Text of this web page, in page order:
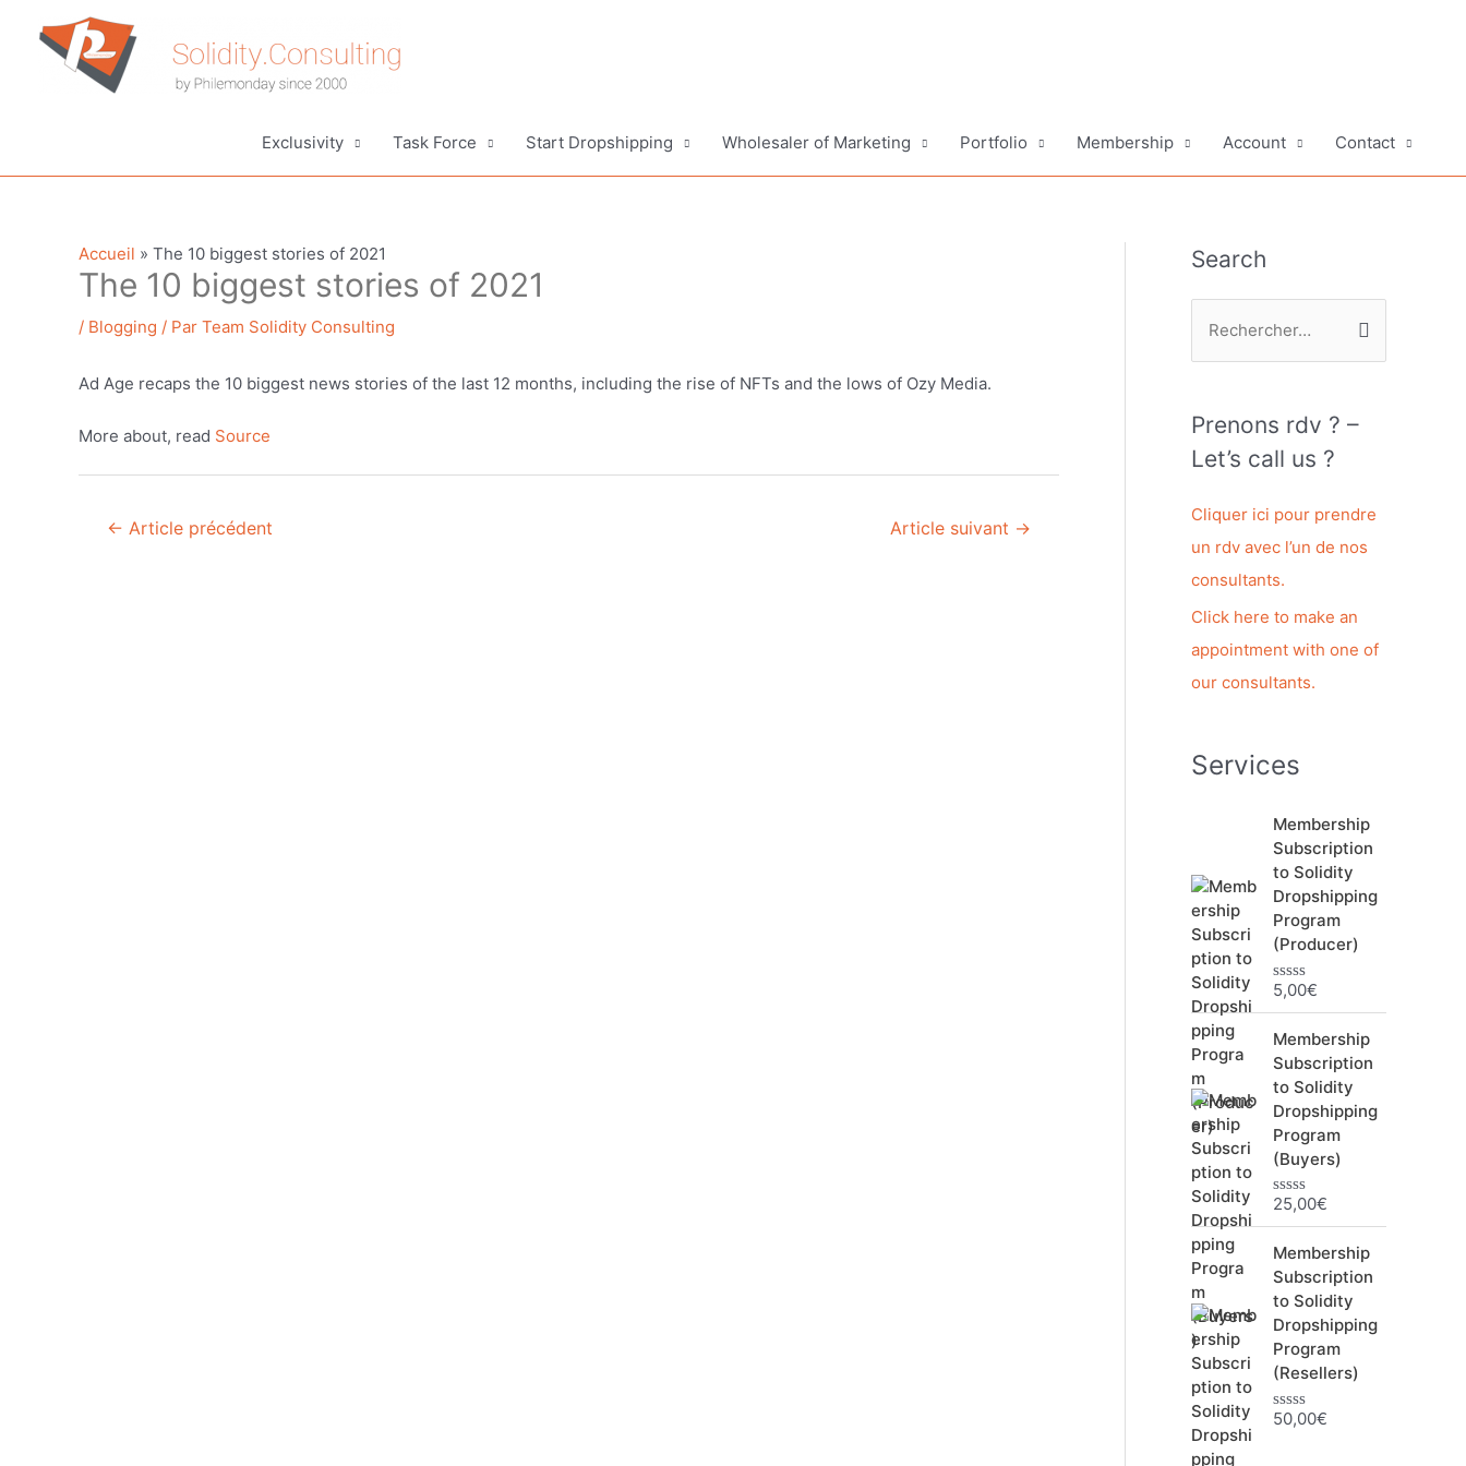
contenu
Exclusivity Task Force Start Dropshipping Wholesaler of Marketing Portfolio Membership Account Contact
Accueil » The 10 biggest stories of 2021
The 10 biggest stories of 2021
/ Blogging / Par Team Solidity Consulting
Ad Age recaps the 10 biggest news stories of the last 12 months, including the rise of NFTs and the lows of Ozy Media.
More about, read Source
Navigation
← Article précédent Article suivant →
Search
h
e
c
h
e
r
Prenons rdv ? –
Let’s call us ?
Cliquer ici pour prendre
un rdv avec l’un de nos
consultants.
Click here to make an
appointment with one of
our consultants.
Services
Membership
Subscription
to Solidity
Dropshipping
Program
(Producer)
N
o
e
0
s
u
r
5
5,00€
Membership
Subscription
to Solidity
Dropshipping
Program
(Buyers)
N
o
e
0
u
r
5
25,00€
Membership
Subscription
to Solidity
Dropshipping
Program
(Resellers)
N
50,00€